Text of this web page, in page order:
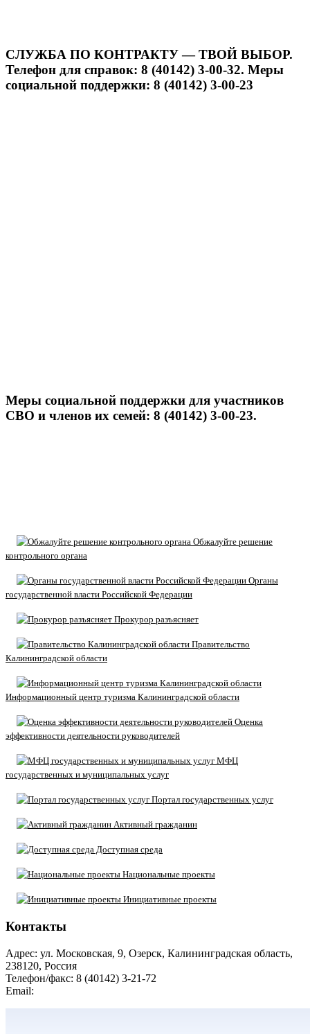
СЛУЖБА ПО КОНТРАКТУ — ТВОЙ ВЫБОР.
Телефон для справок: 8 (40142) 3-00-32. Меры
социальной поддержки: 8 (40142) 3-00-23
Меры социальной поддержки для участников
СВО и членов их семей: 8 (40142) 3-00-23.
Обжалуйте решение
контрольного органа
Органы
государственной власти Российской Федерации
Прокурор разъясняет
Правительство
Калининградской области
Информационный центр туризма Калининградской области
Оценка
эффективности деятельности руководителей
МФЦ
государственных и муниципальных услуг
Портал государственных услуг
Активный гражданин
Доступная среда
Национальные проекты
Инициативные проекты
Контакты
Адрес: ул. Московская, 9, Озерск, Калининградская область,
238120, Россия
Телефон/факс: 8 (40142) 3-21-72
Email: